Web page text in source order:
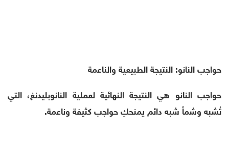
حواجب النانو: النتيجة الطبيعية والناعمة
حواجب النانو هي النتيجة النهائية لعملية النانوبليدنغ، التي
تُشبه وشماً شبه دائم يمنحكِ حواجب كثيفة وناعمة.